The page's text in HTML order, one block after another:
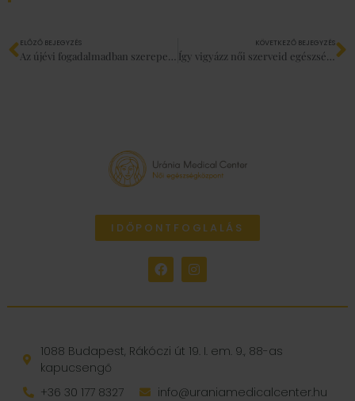
ELŐZŐ BEJEGYZÉS KÖVETKEZŐ BEJEGYZÉS
IDŐPONTFOGLALÁS
1088 Budapest, Rákóczi út 19. I. em. 9., 88-as
kapucsengő
+36 30 177 8327
info@uraniamedicalcenter.hu